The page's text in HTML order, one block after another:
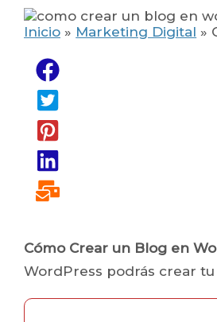
Inicio Marketing Digital
Cómo Crear un Blog en
WordPress podrás crear